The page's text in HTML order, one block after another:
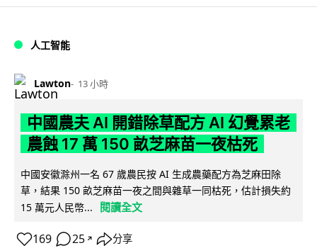
人工智能
Lawton 13 小時
中國農夫 AI 開錯除草配方 AI 幻覺累老
農蝕 17 萬 150 畝芝麻苗一夜枯死
中國安徽滁州一名 67 歲農民按 AI 生成農藥配方為芝麻田除
草，結果 150 畝芝麻苗一夜之間與雜草一同枯死，估計損失約
15 萬元人民幣...
閱讀全文
169 25 ↗ 分享